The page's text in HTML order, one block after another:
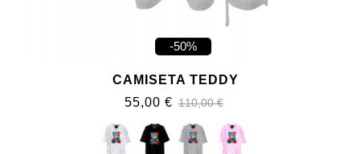
-50%
CAMISETA TEDDY
55,00 € 110,00 €